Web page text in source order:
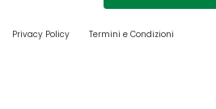
Privacy Policy Termini e Condizioni